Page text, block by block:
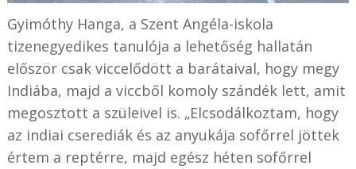
Gyimóthy Hanga, a Szent Angéla-iskola
tizenegyedikes tanulója a lehetőség hallatán
először csak viccelődött a barátaival, hogy megy
Indiába, majd a viccből komoly szándék lett, amit
megosztott a szüleivel is. „Elcsodálkoztam, hogy
az indiai cserediák és az anyukája sofőrrel jöttek
értem a reptérre, majd egész héten sofőrrel